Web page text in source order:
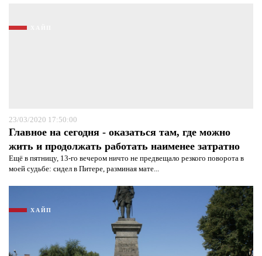
23/03/2020 17:50:00
Главное на сегодня - оказаться там, где можно
жить и продолжать работать наименее затратно
Ещё в пятницу, 13-го вечером ничто не предвещало резкого поворота в
моей судьбе: сидел в Питере, разминая мате...
ХАЙП